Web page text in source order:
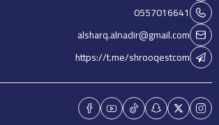
0557016641
alsharq.alnadir@gmail.com
https://t.me/shrooqestcom